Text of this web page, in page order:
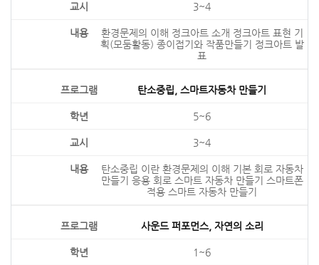
3~4
환경문제의 이해 정크아트 소개 정크아트 표현 기
획(모둠활동) 종이접기와 작품만들기 정크아트 발
표
탄소중립, 스마트자동차 만들기
5~6
3~4
탄소중립 이란 환경문제의 이해 기본 회로 자동차
만들기 응용 회로 스마트 자동차 만들기 스마트폰
적용 스마트 자동차 만들기
사운드 퍼포먼스, 자연의 소리
1~6